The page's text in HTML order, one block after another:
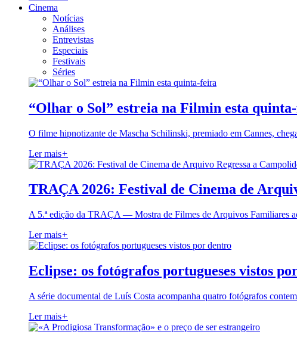
Cinema
Notícias
Análises
Entrevistas
Especiais
Festivais
Séries
“Olhar o Sol” estreia na Filmin esta
O filme hipnotizante de Mascha Schilinski, premiado em Cannes,
Ler mais+
TRAÇA 2026: Festival de Cinema de
A 5.ª edição da TRAÇA — Mostra de Filmes de Arquivos Familiares
Ler mais+
Eclipse: os fotógrafos portugueses vistos
A série documental de Luís Costa acompanha quatro fotógrafos
Ler mais+